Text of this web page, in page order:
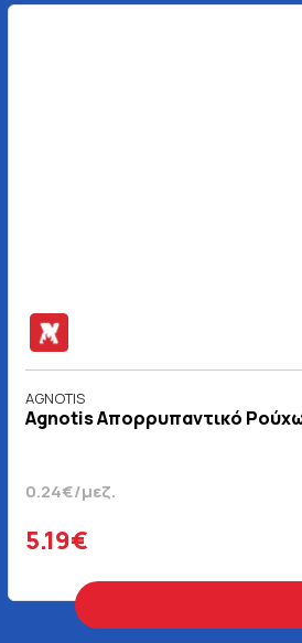
AGNOTIS
Agnotis Απορρυπαντικό
0.24€/μεζ.
5.19€